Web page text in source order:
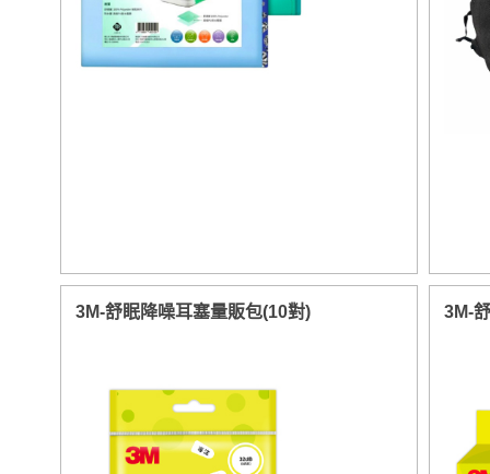
3M-舒眠降噪耳塞量販包(10對) 3M-